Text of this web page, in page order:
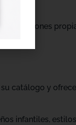
catálogo y
infantiles,